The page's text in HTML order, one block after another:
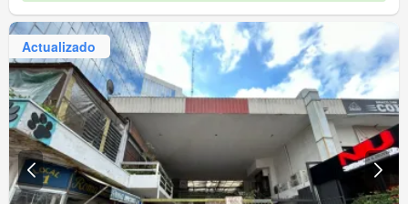
Actualizado